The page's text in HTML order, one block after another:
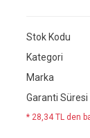
Stok Kodu
Kategori
Marka
Garanti Süresi
* 28,34 TL den